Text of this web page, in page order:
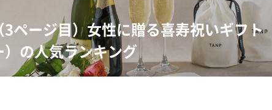
3ページ目）女性に贈る喜寿祝いギフト
）の人気ランキング